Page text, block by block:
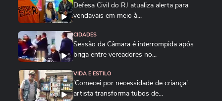
Defesa Civil do RJ atualiza alerta para
vendavais em meio à...
CIDADES
Sessão da Câmara é interrompida após
briga entre vereadores no...
VIDA E ESTILO
'Comecei por necessidade de criança':
artista transforma tubos de...